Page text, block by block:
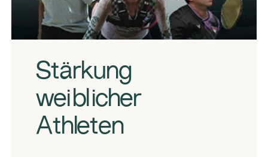
​Stärkung
weiblicher
Athleten